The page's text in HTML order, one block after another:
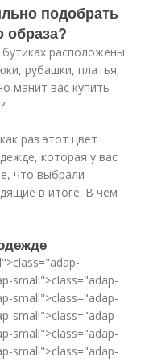
подобрать
образа?
расположены
рубашки, платья,
манит вас купить
раз этот цвет
которая у вас
что выбрали
в итоге. В чем
small">class="adap-
small">class="adap-
small">class="adap-
small">class="adap-
small">class="adap-